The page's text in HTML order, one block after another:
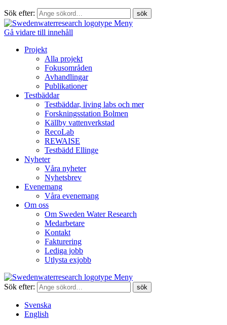
Sök efter:
Meny
Gå vidare till innehåll
Projekt
Alla projekt
Fokusområden
Avhandlingar
Publikationer
Testbäddar
Testbäddar, living labs och mer
Forskningsstation Bolmen
Källby vattenverkstad
RecoLab
REWAISE
Testbädd Ellinge
Nyheter
Våra nyheter
Nyhetsbrev
Evenemang
Våra evenemang
Om oss
Om Sweden Water Research
Medarbetare
Kontakt
Fakturering
Lediga jobb
Utlysta exjobb
Meny
Sök efter:
Svenska
English